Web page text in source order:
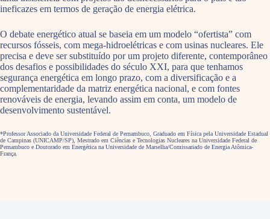
ineficazes em termos de geração de energia elétrica.
O debate energético atual se baseia em um modelo “ofertista” com
recursos fósseis, com mega-hidroelétricas e com usinas nucleares. Ele
precisa e deve ser substituído por um projeto diferente, contemporâneo
dos desafios e possibilidades do século XXI, para que tenhamos
segurança energética em longo prazo, com a diversificação e a
complementaridade da matriz energética nacional, e com fontes
renováveis de energia, levando assim em conta, um modelo de
desenvolvimento sustentável.
*Professor Associado da Universidade Federal de Pernambuco, Graduado em Física pela Universidade Estadual
de Campinas (UNICAMP/SP), Mestrado em Ciências e Tecnologias Nucleares na Universidade Federal de
Pernambuco e Doutorado em Energética na Universidade de Marselha/Comissariado de Energia Atômica-
França.